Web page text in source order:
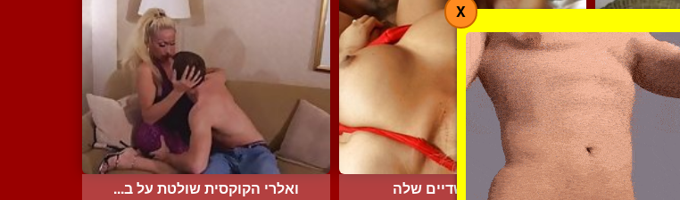
מא... שפיך על השדיים שלה ואלרי הקוקסית שולטת על ב...
X